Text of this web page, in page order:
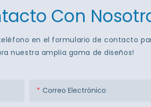
Con
en el formulario de contacto
nuestra amplia gama de diseños!
Correo Electrónico